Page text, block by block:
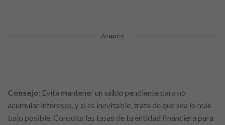
Anuncio
Consejo: Evita mantener un saldo pendiente para no
acumular intereses, y si es inevitable, trata de que sea lo más
bajo posible. Consulta las tasas de tu entidad financiera para